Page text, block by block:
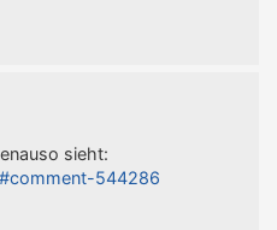
sieht:
544286